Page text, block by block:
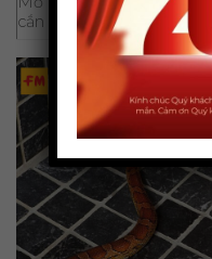
cắn chân